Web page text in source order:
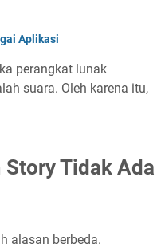
Aplikasi
perangkat lunak
suara. Oleh karena itu,
Tidak Ada
alasan berbeda.